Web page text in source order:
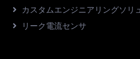
カスタムエンジニアリングソリ
リーク電流センサ